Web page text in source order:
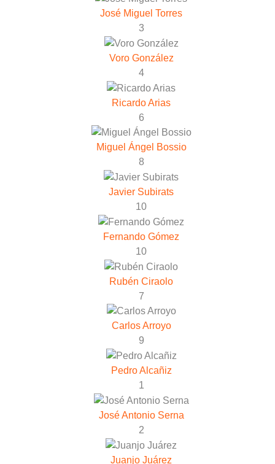
José Miguel Torres
3
Voro González
4
Ricardo Arias
6
Miguel Ángel Bossio
8
Javier Subirats
10
Fernando Gómez
10
Rubén Ciraolo
7
Carlos Arroyo
9
Pedro Alcañiz
1
José Antonio Serna
2
Juanjo Juárez